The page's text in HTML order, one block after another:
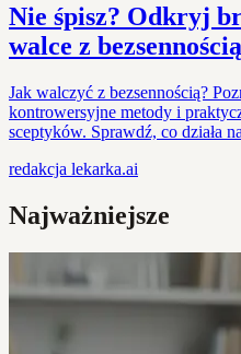
Nie śpisz? Odkryj
walce z bezsennością
Jak walczyć z bezsennością?
kontrowersyjne metody i
sceptyków. Sprawdź, co działa
redakcja lekarka.ai
Najważniejsze